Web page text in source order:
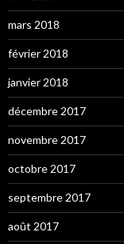
mars 2018
février 2018
janvier 2018
décembre 2017
novembre 2017
octobre 2017
septembre 2017
août 2017